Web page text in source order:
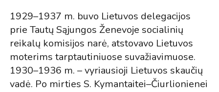
1929–1937 m. buvo Lietuvos delegacijos
prie Tautų Sąjungos Ženevoje socialinių
reikalų komisijos narė, atstovavo Lietuvos
moterims tarptautiniuose suvažiavimuose.
1930–1936 m. – vyriausioji Lietuvos skaučių
vadė. Po mirties S. Kymantaitei–Čiurlionienei